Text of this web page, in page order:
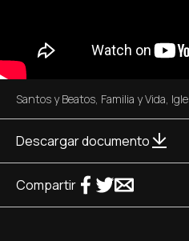
Santos y Beatos, Familia y Vida,
Descargar documento
Compartir